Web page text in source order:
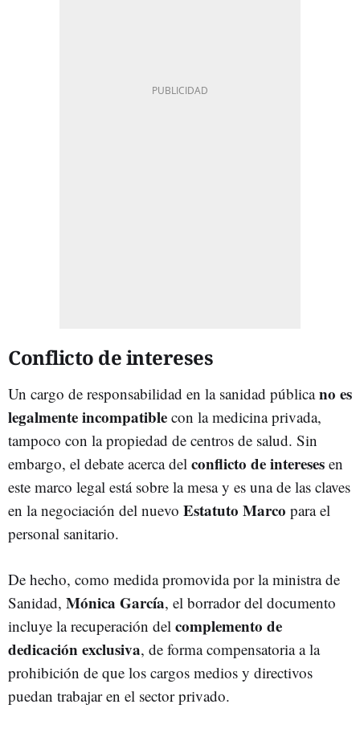
Conflicto de intereses
Un cargo de responsabilidad en la sanidad públicano es
legalmente incompatible con la medicina privada,
tampoco con la propiedad de centros de salud. Sin
embargo, el debate acerca del conflicto de intereses en
este marco legal está sobre la mesa y es una de las claves
en la negociación del nuevo Estatuto Marco para el
personal sanitario.
De hecho, como medida promovida por la ministra de
Sanidad, Mónica García, el borrador del documento
incluye la recuperación del complemento de
dedicación exclusiva, de forma compensatoria a la
prohibición de que los cargos medios y directivos
puedan trabajar en el sector privado.